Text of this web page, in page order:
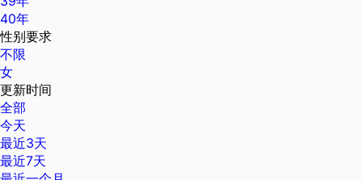
40年
性别要求
不限
女
更新时间
全部
今天
最近3天
最近7天